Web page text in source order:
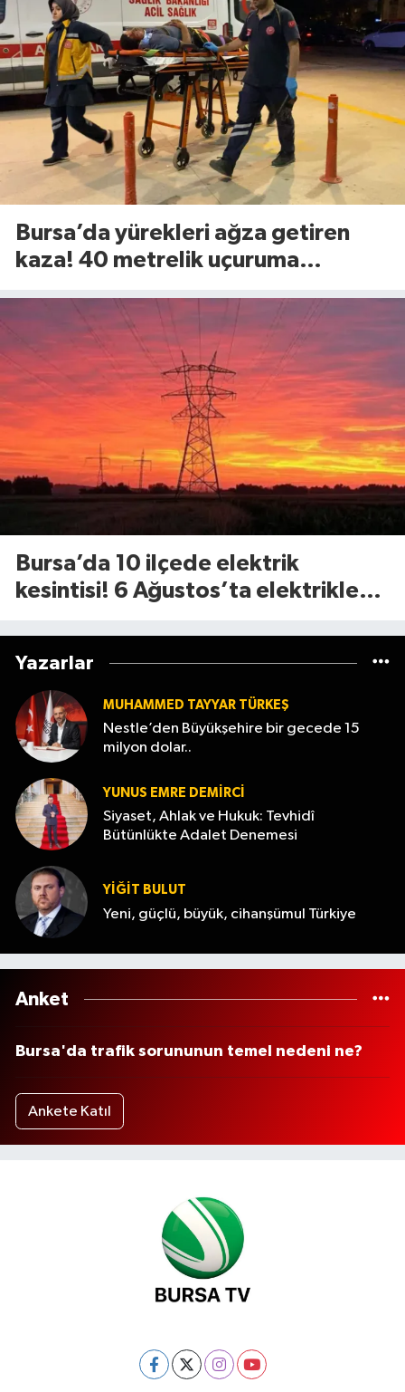
Bursa’da yürekleri ağza getiren
kaza! 40 metrelik uçuruma
Bursa’da 10 ilçede elektrik
kesintisi! 6 Ağustos’ta elektrikler
Yazarlar
MUHAMMED TAYYAR TÜRKEŞ
Nestle’den Büyükşehire bir gecede 15
milyon dolar..
YUNUS EMRE DEMIRCI
Siyaset, Ahlak ve Hukuk: Tevhidî
Bütünlükte Adalet Denemesi
YİĞİT BULUT
Yeni, güçlü, büyük, cihanşümul Türkiye
Anket
Bursa'da trafik sorununun temel nedeni ne?
Ankete Katıl